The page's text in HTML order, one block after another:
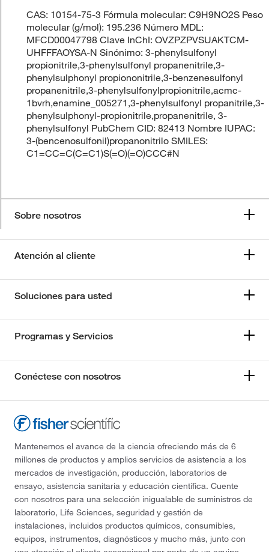
CAS: 10154-75-3 Fórmula molecular: C9H9NO2S Peso
molecular (g/mol): 195.236 Número MDL:
MFCD00047798 Clave InChI: OVZPZPVSUAKTCM-
UHFFFAOYSA-N Sinónimo: 3-phenylsulfonyl
propionitrile,3-phenylsulfonyl propanenitrile,3-
phenylsulphonyl propiononitrile,3-benzenesulfonyl
propanenitrile,3-phenylsulfonylpropionitrile,acmc-
1bvrh,enamine_005271,3-phenylsulfonyl propanitrile,3-
phenylsulphonyl-propionitrile,propanenitrile, 3-
phenylsulfonyl PubChem CID: 82413 Nombre IUPAC:
3-(bencenosulfonil)propanonitrilo SMILES:
C1=CC=C(C=C1)S(=O)(=O)CCC#N
Sobre nosotros
Atención al cliente
Soluciones para usted
Programas y Servicios
Conéctese con nosotros
Mantenemos el avance de la ciencia ofreciendo más de 6
millones de productos y amplios servicios de asistencia a los
mercados de investigación, producción, laboratorios de
ensayo, asistencia sanitaria y educación científica. Cuente
con nosotros para una selección inigualable de suministros de
laboratorio, Life Sciences, seguridad y gestión de
instalaciones, incluidos productos químicos, consumibles,
equipos, instrumentos, diagnósticos y mucho más, junto con